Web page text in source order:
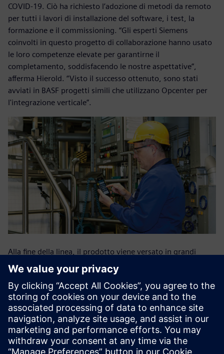
COVID-19. Ciò ha richiesto l’adozione di metodi da remoto
per tutti i lavori di installazione del software, i test, la
formazione e il commissioning. “Gli esperti Siemens
coinvolti in questo progetto di collaborazione hanno usato
le loro competenze elevate per garantirne il
completamento, soddisfacendo le nostre aspettative”,
afferma Hierold. “Visto il successo ottenuto, sono stati
avviati in BASF progetti simili che utilizzano Opcenter per
l'integrazione verticale”.
Alla fine della linea, il prodotto viene versato in grandi
sacchi per essere spedito ad altri siti produttivi per
un'ulteriore lavorazione. Tale processo è agevolato dalla
compilazione di liste di controllo che utilizzano scanner
portatili come dispositivi di input.